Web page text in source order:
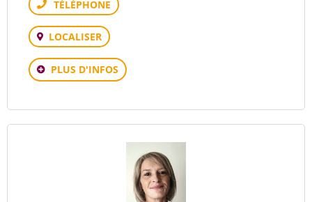
Téléphone
LOCALISER
PLUS D'INFOS